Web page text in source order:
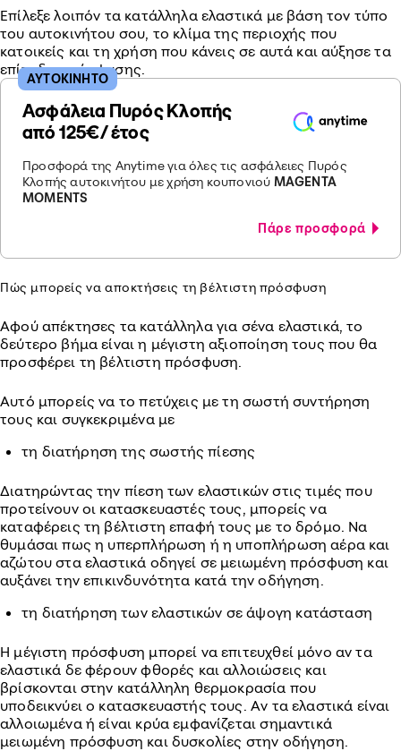
Επίλεξε λοιπόν τα κατάλληλα ελαστικά με βάση τον τύπο
του αυτοκινήτου σου, το κλίμα της περιοχής που
κατοικείς και τη χρήση που κάνεις σε αυτά και αύξησε τα
επίπεδα πρόσφυσης.
Ασφάλεια Πυρός Κλοπής
από 125€/ έτος
Προσφορά της Anytime για όλες τις ασφάλειες Πυρός
Κλοπής αυτοκινήτου με χρήση κουπονιού MAGENTA
MOMENTS
Πάρε προσφορά
ΑΥΤΟΚΙΝΗΤΟ
Πώς μπορείς να αποκτήσεις τη βέλτιστη πρόσφυση
Αφού απέκτησες τα κατάλληλα για σένα ελαστικά, το
δεύτερο βήμα είναι η μέγιστη αξιοποίηση τους που θα
προσφέρει τη βέλτιστη πρόσφυση.
Αυτό μπορείς να το πετύχεις με τη σωστή συντήρηση
τους και συγκεκριμένα με
τη διατήρηση της σωστής πίεσης
Διατηρώντας την πίεση των ελαστικών στις τιμές που
προτείνουν οι κατασκευαστές τους, μπορείς να
καταφέρεις τη βέλτιστη επαφή τους με το δρόμο. Να
θυμάσαι πως η υπερπλήρωση ή η υποπλήρωση αέρα και
αζώτου στα ελαστικά οδηγεί σε μειωμένη πρόσφυση και
αυξάνει την επικινδυνότητα κατά την οδήγηση.
τη διατήρηση των ελαστικών σε άψογη κατάσταση
Η μέγιστη πρόσφυση μπορεί να επιτευχθεί μόνο αν τα
ελαστικά δε φέρουν φθορές και αλλοιώσεις και
βρίσκονται στην κατάλληλη θερμοκρασία που
υποδεικνύει ο κατασκευαστής τους. Αν τα ελαστικά είναι
αλλοιωμένα ή είναι κρύα εμφανίζεται σημαντικά
μειωμένη πρόσφυση και δυσκολίες στην οδήγηση.